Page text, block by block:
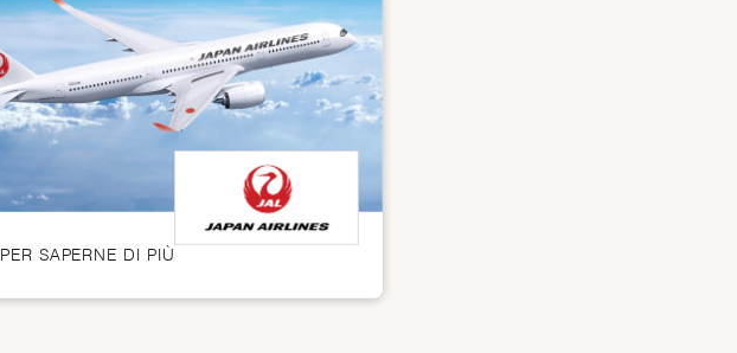
PER SAPERNE DI PIÙ